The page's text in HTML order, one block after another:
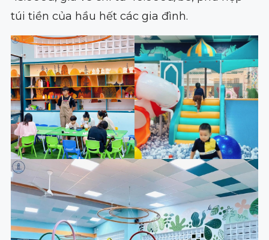
túi tiền của hầu hết các gia đình.